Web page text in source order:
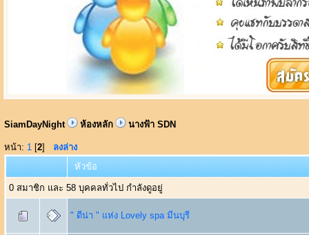
SiamDayNight ห้องหลัก นางฟ้า SDN
หน้า: 1 [2] ลงล่าง
หัวข้อ
0 สมาชิก และ 58 บุคคลทั่วไป กำลังดูอยู่
" ดีน่า " แห่ง Lovely spa มีนบุรี